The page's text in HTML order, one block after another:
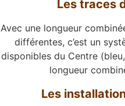
Les traces
Avec une longueur
différentes, c’est un
disponibles du Centre
longueur
Les